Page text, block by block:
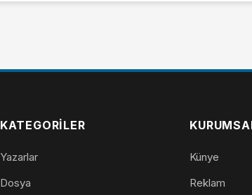
KATEGORILER
Yazarlar
Dosya
Künye
Reklam